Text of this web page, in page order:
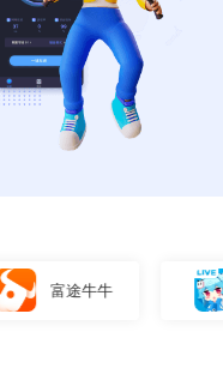
富途牛牛